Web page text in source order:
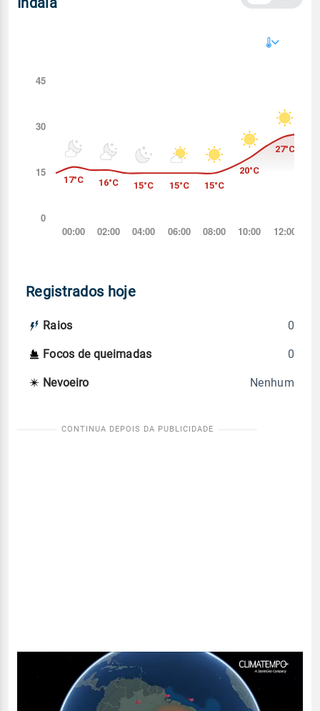
Registrados hoje
Raios 0
Focos de queimadas 0
Nevoeiro Nenhum